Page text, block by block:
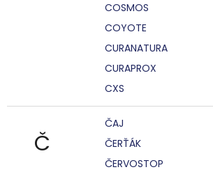
COSMOS
COYOTE
CURANATURA
CURAPROX
CXS
Č
ČAJ
ČERŤÁK
ČERVOSTOP